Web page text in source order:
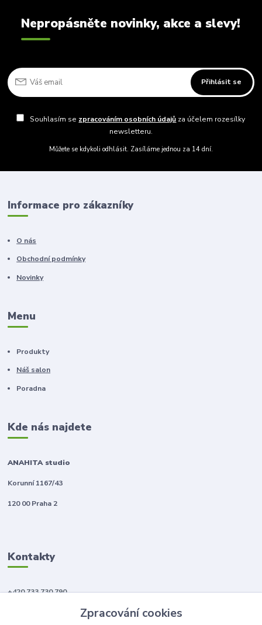
Nepropásněte novinky, akce a slevy!
Přihlásit se
Souhlasím se zpracováním osobních údajů za účelem rozesílky
newsletteru.
Můžete se kdykoli odhlásit. Zasíláme jednou za 14 dní.
Informace pro zákazníky
O nás
Obchodní podmínky
Novinky
Menu
Produkty
Náš salon
Poradna
Kde nás najdete
ANAHITA studio
Korunní 1167/43
120 00 Praha 2
Kontakty
+420 733 730 790
Zpracování cookies